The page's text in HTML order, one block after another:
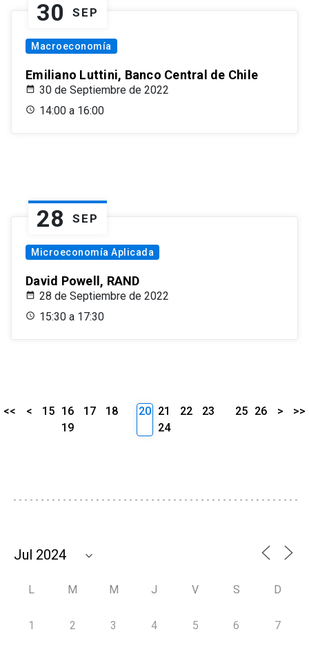
30 SEP
Macroeconomía
Emiliano Luttini, Banco Central de Chile
30 de Septiembre de 2022
14:00 a 16:00
28 SEP
Microeconomía Aplicada
David Powell, RAND
28 de Septiembre de 2022
15:30 a 17:30
<< < 15 16 17
18
19
20 21 22
23
24
25 26 > >>
L M M J V S D
1 2 3 4 5 6 7